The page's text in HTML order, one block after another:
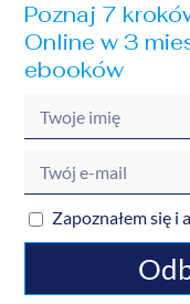
Poznaj 7
Online w 3
ebooków
Zapoznałem się i